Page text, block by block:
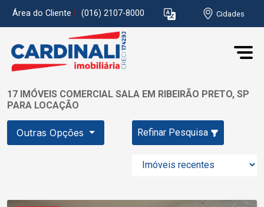
Área do Cliente (016) 2107-8000 Cidades
17 IMÓVEIS COMERCIAL SALA EM RIBEIRÃO PRETO, SP
PARA LOCAÇÃO
Outras Opções Refinar Pesquisa